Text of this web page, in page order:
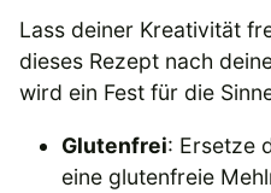
Lass deiner Kreativität
dieses Rezept nach
wird ein Fest für die
Glutenfrei: Ersetze
eine glutenfreie